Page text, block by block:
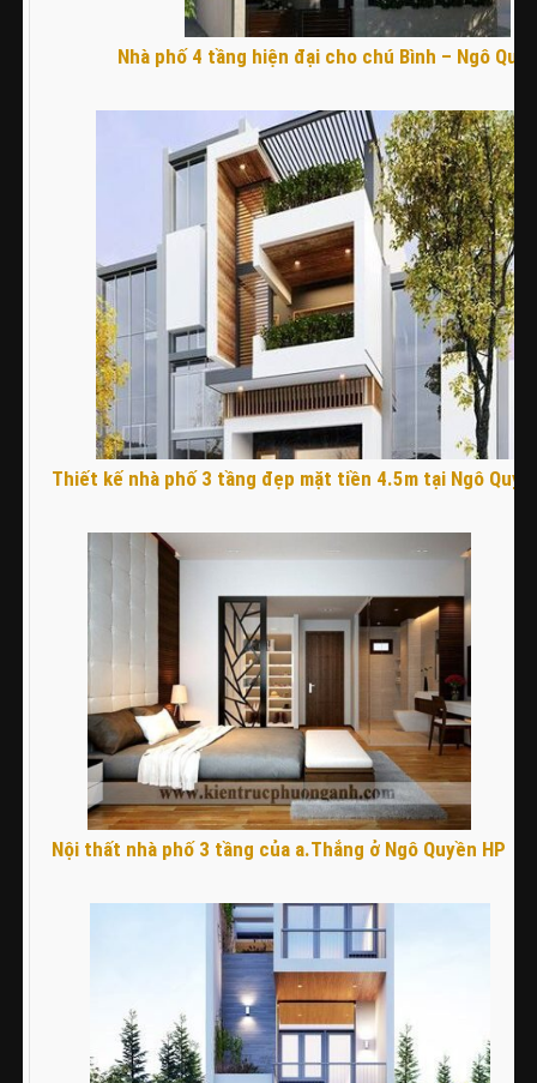
Nhà phố 4 tầng hiện đại cho chú Bình – Ngô
Thiết kế nhà phố 3 tầng đẹp mặt tiền 4.5m tại Ngô
Nội thất nhà phố 3 tầng của a.Thắng ở Ngô Quyền HP